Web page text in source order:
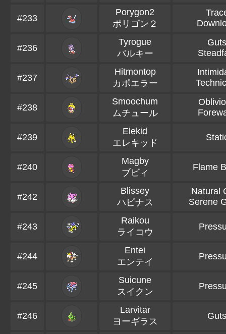
#233
Porygon2
ポリゴン２
#236
Tyrogue
バルキー
Guts
#237
Hitmontop
カポエラー
#238
Smoochum
ムチュール
#239
Elekid
エレキッド
#240
Magby
ブビィ
Flame
#242
Blissey
ハピナス
Natural
Serene
#243
Raikou
ライコウ
#244
Entei
エンテイ
#245
Suicune
スイクン
#246
Larvitar
ヨーギラス
Guts